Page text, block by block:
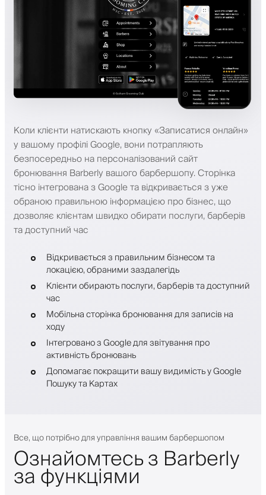
Коли клієнти натискають кнопку «Записатися онлайн»
у вашому профілі Google, вони потрапляють
безпосередньо на персоналізований сайт
бронювання Barberly вашого барбершопу. Сторінка
тісно інтегрована з Google та відкривається з уже
обраною правильною інформацією про бізнес, що
дозволяє клієнтам швидко обирати послуги, барберів
та доступний час
Відкривається з правильним бізнесом та
локацією, обраними заздалегідь
Клієнти обирають послуги, барберів та доступний
час
Мобільна сторінка бронювання для записів на
ходу
Інтегровано з Google для звітування про
активність бронювань
Допомагає покращити вашу видимість у Google
Пошуку та Картах
Все, що потрібно для управління вашим барбершопом
Ознайомтесь з Barberly
за функціями